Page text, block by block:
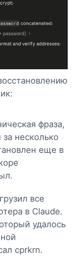
фраза,
несколько
еще в
все
в Claude.
удалось
cprkrn.